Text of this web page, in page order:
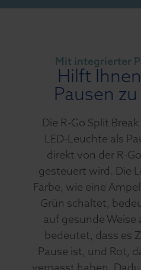
Mit integrierter
Hilft
Pausen
Die R-Go Split
LED-Leuchte als
direkt von der R-
gesteuert wird. Die
Farbe, wie eine
Grün schaltet,
auf gesunde
bedeutet, dass es
Pause ist, und Rot,